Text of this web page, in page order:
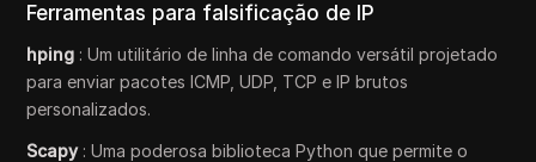
Ferramentas para falsificação de IP
hping : Um utilitário de linha de comando versátil projetado
para enviar pacotes ICMP, UDP, TCP e IP brutos
personalizados.
Scapy : Uma poderosa biblioteca Python que permite o